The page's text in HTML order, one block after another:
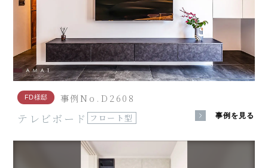
FD様邸 事例No.D2608
テレビボード フロート型 事例を見る